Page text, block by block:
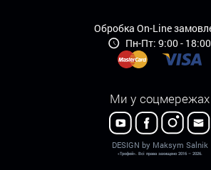
Обробка On-Line
Пн-Пт: 9:00 - 18:00
Ми у соцмережах
DESIGN by Maksym Salnik
«Трофей». Всі права захищено 2016 – 2026.